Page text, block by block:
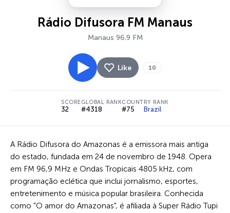
Rádio Difusora FM Manaus
Manaus 96.9 FM
Like 10
SCORE
32
GLOBAL RANK
#4318
COUNTRY RANK
#75 Brazil
A Rádio Difusora do Amazonas é a emissora mais antiga
do estado, fundada em 24 de novembro de 1948. Opera
em FM 96,9 MHz e Ondas Tropicais 4805 kHz, com
programação eclética que inclui jornalismo, esportes,
entretenimento e música popular brasileira. Conhecida
como "O amor do Amazonas", é afiliada à Super Rádio Tupi